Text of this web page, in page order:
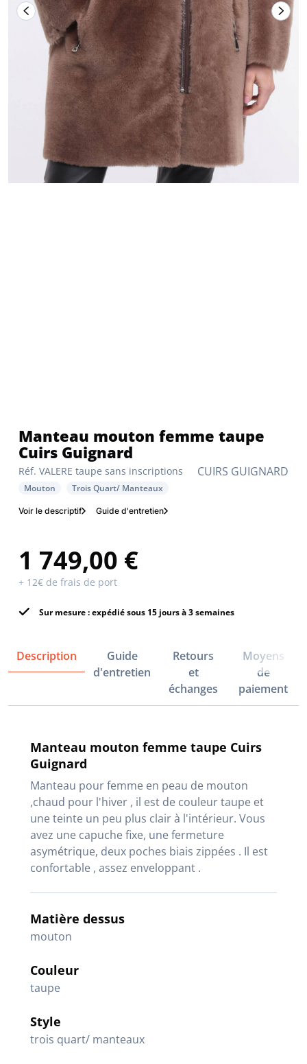
CUIRS GUIGNARD
Réf. VALERE taupe sans inscriptions
Manteau mouton femme taupe
Cuirs Guignard
Mouton Trois Quart/ Manteaux
Voir le descriptif Guide d'entretien
1 749,00 €
+ 12€ de frais de port
Sur mesure : expédié sous 15 jours à 3 semaines
Description
Guide
d'entretien
Retours
et
échanges
Moyens
de
paiement
Manteau mouton femme taupe Cuirs
Guignard
Manteau pour femme en peau de mouton
,chaud pour l'hiver , il est de couleur taupe et
une teinte un peu plus clair à l'intérieur. Vous
avez une capuche fixe, une fermeture
asymétrique, deux poches biais zippées . Il est
confortable , assez enveloppant .
Matière dessus
mouton
Couleur
taupe
Style
trois quart/ manteaux